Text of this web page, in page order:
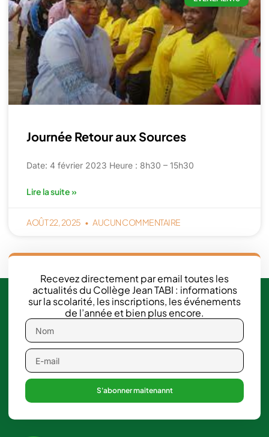
Journée Retour aux Sources
Date: 4 février 2023 Heure : 8h30 – 15h30
Lire la suite »
AOÛT 22, 2025 AUCUN COMMENTAIRE
Recevez directement par email toutes les
actualités du Collège Jean TABI : informations
sur la scolarité, les inscriptions, les événements
de l’année et bien plus encore.
S'abonner maitenannt